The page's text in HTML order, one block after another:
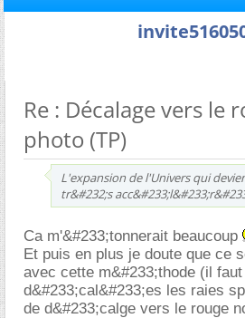
Re : Décalage vers le
photo (TP)
L'expansion de l'Univers qui
tr&#232;s
Ca m'&#233;tonnerait beaucoup
Et puis en plus je doute que ce
avec cette m&#233;thode (il
d&#233;cal&#233;es les raies
de d&#233;calge vers le rouge